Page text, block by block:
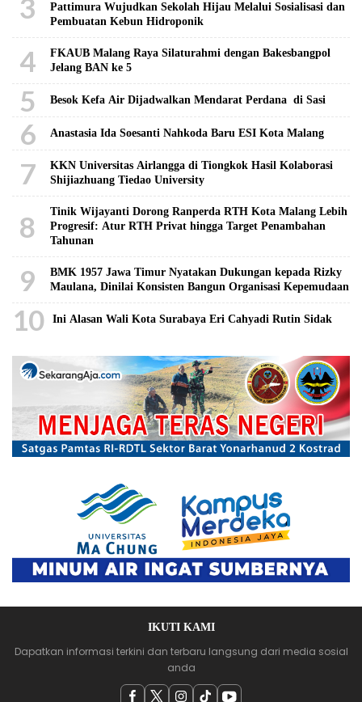
3
Pattimura Wujudkan Sekolah Hijau Melalui Sosialisasi dan
Pembuatan Kebun Hidroponik
4
FKAUB Malang Raya Silaturahmi dengan Bakesbangpol
Jelang BAN ke 5
5 Besok Kefa Air Dijadwalkan Mendarat Perdana di Sasi
6 Anastasia Ida Soesanti Nahkoda Baru ESI Kota Malang
7
KKN Universitas Airlangga di Tiongkok Hasil Kolaborasi ​
Shijiazhuang Tiedao University
8
Tinik Wijayanti Dorong Ranperda RTH Kota Malang Lebih
Progresif: Atur RTH Privat hingga Target Penambahan
Tahunan
9
BMK 1957 Jawa Timur Nyatakan Dukungan kepada Rizky
Maulana, Dinilai Konsisten Bangun Organisasi Kepemudaan
10 Ini Alasan Wali Kota Surabaya Eri Cahyadi Rutin Sidak
IKUTI KAMI
Dapatkan informasi terkini dan terbaru langsung dari media sosial
anda